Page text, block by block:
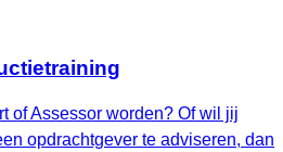
of Assessor worden? Of wil jij
opdrachtgever te adviseren, dan